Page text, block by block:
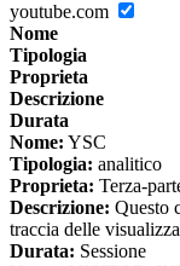
youtube.com
Nome
Tipologia
Proprieta
Descrizione
Durata
Nome: YSC
Tipologia: analitico
Proprieta: Terza-
Descrizione: Questo
traccia delle
Durata: Sessione